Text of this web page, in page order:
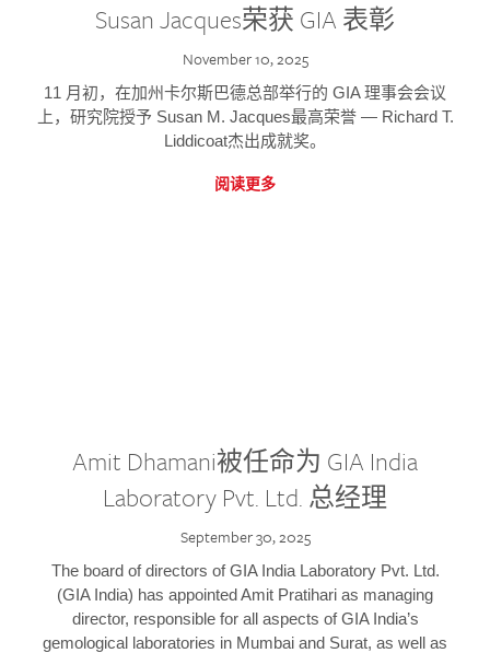
Susan Jacques荣获 GIA 表彰
November 10, 2025
11 月初，在加州卡尔斯巴德总部举行的 GIA 理事会会议
上，研究院授予 Susan M. Jacques最高荣誉 — Richard T.
Liddicoat杰出成就奖。
阅读更多
Amit Dhamani被任命为 GIA India
Laboratory Pvt. Ltd. 总经理
September 30, 2025
The board of directors of GIA India Laboratory Pvt. Ltd.
(GIA India) has appointed Amit Pratihari as managing
director, responsible for all aspects of GIA India’s
gemological laboratories in Mumbai and Surat, as well as